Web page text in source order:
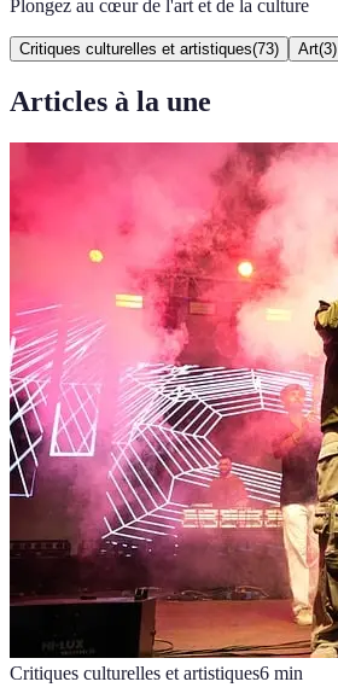
Plongez au cœur de l'art et de la culture
Critiques culturelles et artistiques(73) Art(3)
Articles à la une
Critiques culturelles et artistiques6 min